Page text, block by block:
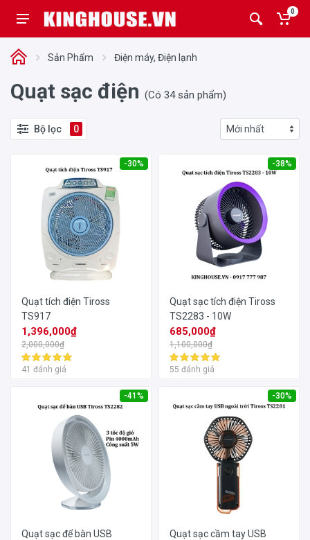
0
Sản Phẩm Điện máy, Điện lạnh
Quạt sạc điện (Có 34 sản phẩm)
Bộ lọc 0
-30%
Quạt tích điện Tiross
TS917
1,396,000₫
2,000,000₫
41 đánh giá
-38%
Quạt sạc tích điện Tiross
TS2283 - 10W
685,000₫
1,100,000₫
55 đánh giá
-41%
Quạt sạc để bàn USB
-30%
Quạt sạc cầm tay USB